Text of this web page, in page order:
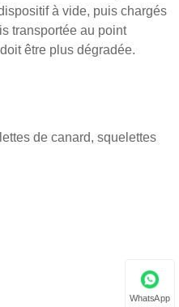
à vide, puis chargés
transportée au point
être plus dégradée.
de canard, squelettes
WhatsApp